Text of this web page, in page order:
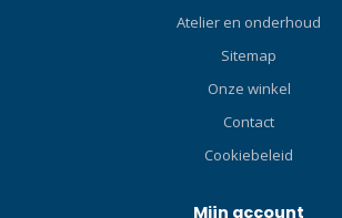
Atelier en onderhoud
Sitemap
Onze winkel
Contact
Cookiebeleid
Mijn account